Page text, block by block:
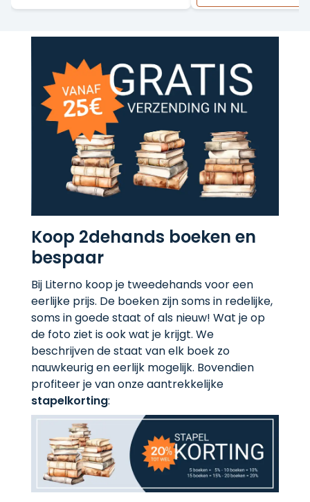
Koop 2dehands boeken en
bespaar
Bij Literno koop je tweedehands voor een
eerlijke prijs. De boeken zijn soms in redelijke,
soms in goede staat of als nieuw! Wat je op
de foto ziet is ook wat je krijgt. We
beschrijven de staat van elk boek zo
nauwkeurig en eerlijk mogelijk. Bovendien
profiteer je van onze aantrekkelijke
stapelkorting: